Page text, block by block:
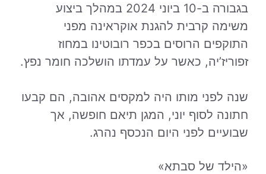
בגבורה ב-10 ביוני 2024 במהלך ביצוע
משימה קרבית להגנת אוקראינה מפני
התוקפים הרוסים בכפר רובוטינו במחוז
זפוריז’יה, כאשר על עמדתו הושלכה חומר נפץ.
שנה לפני מותו היה למקסים אהובה, הם קבעו
חתונה לסוף יוני, המגן תיאם חופשה, אך
שבועיים לפני היום הנכסף נהרג.
«הילד של סבתא»